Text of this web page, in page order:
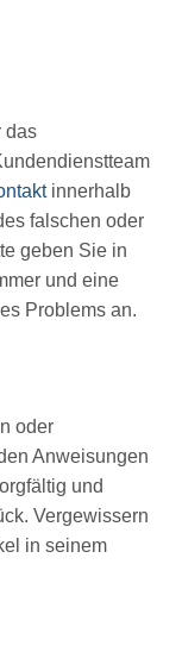
das
innerhalb
falschen oder
geben Sie in
und eine
Problems an.
oder
Anweisungen
und
Vergewissern
in seinem